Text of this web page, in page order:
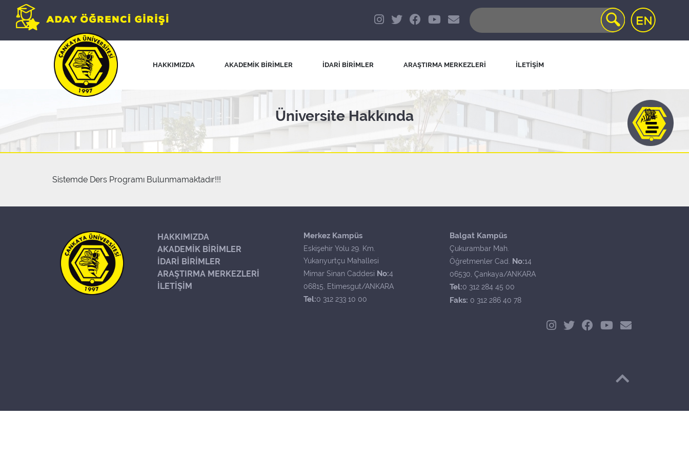
HAKKIMIZDA AKADEMİK BİRİMLER İDARİ BİRİMLER ARAŞTIRMA MERKEZLERİ İLETİŞİM
Üniversite Hakkında
Sistemde Ders Programı Bulunmamaktadır!!!
HAKKIMIZDA
AKADEMİK BİRİMLER
İDARİ BİRİMLER
ARAŞTIRMA MERKEZLERİ
İLETİŞİM
Merkez Kampüs
Eskişehir Yolu 29. Km.
Yukarıyurtçu Mahallesi
Mimar Sinan Caddesi No:4
06815, Etimesgut/ANKARA
Tel:0 312 233 10 00
Balgat Kampüs
Çukurambar Mah.
Öğretmenler Cad. No:14
06530, Çankaya/ANKARA
Tel:0 312 284 45 00
Faks: 0 312 286 40 78